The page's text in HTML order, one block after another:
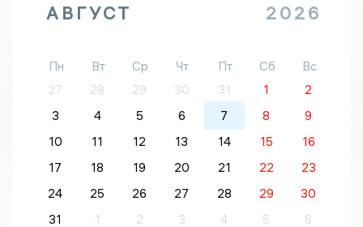
АВГУСТ 2026
Пн Вт Ср Чт Пт Сб
Вс
27
28 29 30 31 1
2
3
4 5 6 7 8
9
10
11 12 13 14 15
16
17
18 19 20 21 22
23
24
25 26 27 28 29
30
31
1 2 3 4 5 6